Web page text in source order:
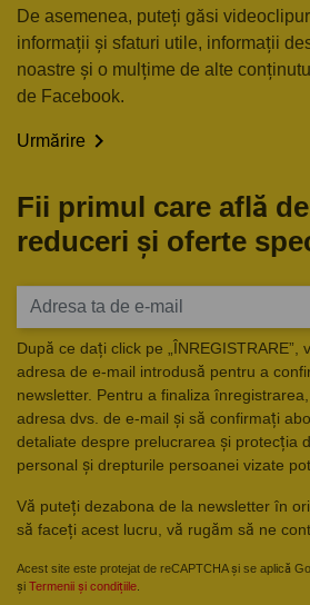
De asemenea, puteți găsi
informații și sfaturi utile, informații
noastre și o mulțime de alte
de Facebook.
Urmărire 
Fii primul care află
reduceri și oferte
După ce dați click pe „ÎNREGISTRARE”,
adresa de e-mail introdusă pentru a
newsletter. Pentru a finaliza
adresa dvs. de e-mail și să confirmați
detaliate despre prelucrarea și protecția
personal și drepturile persoanei vizate
Vă puteți dezabona de la newsletter în
să faceți acest lucru, vă rugăm să ne
Acest site este protejat de reCAPTCHA și se aplică
și Termenii și condițiile